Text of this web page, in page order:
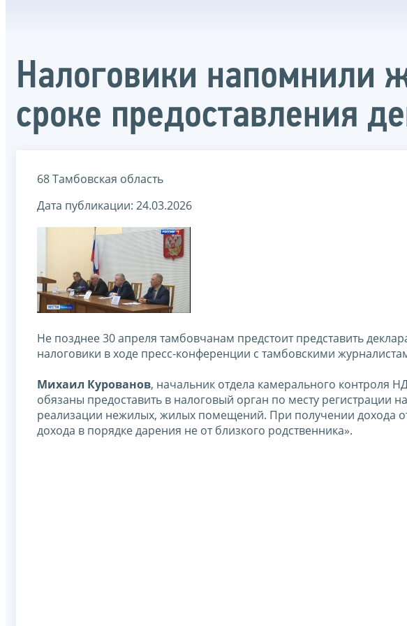
Налоговики напомнили
сроке предоставления
68 Тамбовская область
Дата публикации: 24.03.2026
Не позднее 30 апреля тамбовчанам предстоит представить
налоговики в ходе пресс-конференции с тамбовскими
Михаил Курованов, начальник отдела камерального
обязаны предоставить в налоговый орган по месту регистрации
реализации нежилых, жилых помещений. При получении дохода
дохода в порядке дарения не от близкого родственника».